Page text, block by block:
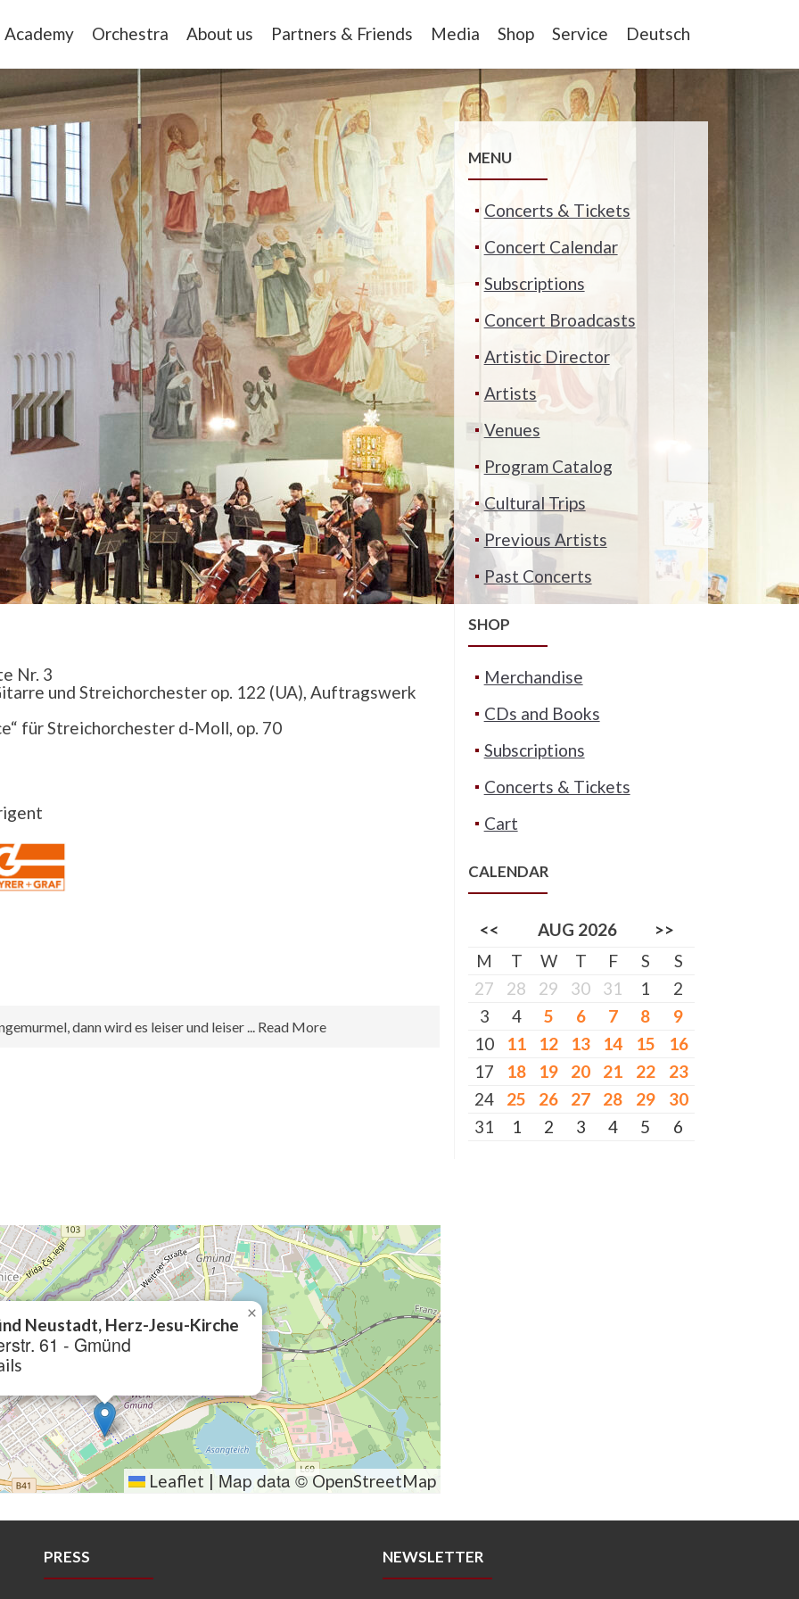
Academy Orchestra About us Partners & Friends Media Shop Service Deutsch
Nr. 3
und Streichorchester op. 122 (UA), Auftragswerk
für Streichorchester d-Moll, op. 70
dann wird es leiser und leiser ... Read More
Neustadt, Herz-Jesu-Kirche
61 - Gmünd
×
Leaflet | Map data ©OpenStreetMap
MENU
Concerts & Tickets
Concert Calendar
Subscriptions
Concert Broadcasts
Artistic Director
Artists
Venues
Program Catalog
Cultural Trips
Previous Artists
Past Concerts
SHOP
Merchandise
CDs and Books
Subscriptions
Concerts & Tickets
Cart
CALENDAR
<< AUG 2026
>>
M
T W T F S
S
27
28 29 30 31 1
2
3
4 5 6 7 8
9
10
11 12 13 14 15
16
17
18 19 20 21 22
23
24
25 26 27 28 29
30
31
1 2 3 4 5 6
PRESS NEWSLETTER